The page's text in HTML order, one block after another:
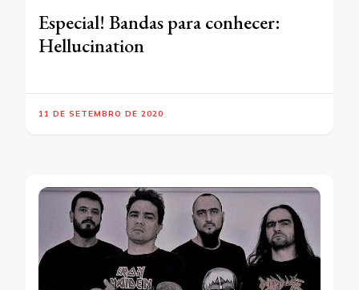
Especial! Bandas para conhecer:
Hellucination
11 DE SETEMBRO DE 2020